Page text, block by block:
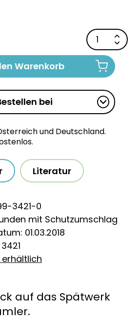
Warenkorb
bei
und Deutschland.
Literatur
3421-0
mit Schutzumschlag
01.03.2018
erhältlich
auf das Spätwerk